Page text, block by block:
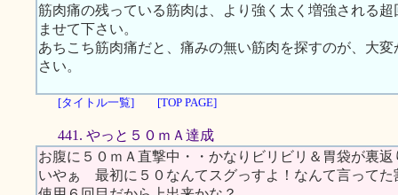
筋肉痛の残っている筋肉は、より強く太く増強される
ませて下さい。
あちこち筋肉痛だと、痛みの無い筋肉を探すのが、大
さい。
[タイトル一覧] [TOP PAGE]
441. やっと５０ｍＡ達成
お腹に５０ｍＡ直撃中・・かなりビリビリ＆胃袋が裏返
いやぁ 最初に５０なんてスグっすよ！なんて言って